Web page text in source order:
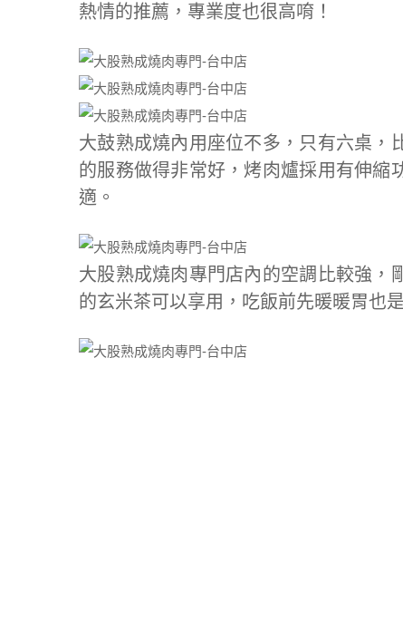
熱情的推薦，專業度也很高唷！
大鼓熟成燒內用座位不多，只有六桌，
的服務做得非常好，烤肉爐採用有伸縮
適。
大股熟成燒肉專門店內的空調比較強，
的玄米茶可以享用，吃飯前先暖暖胃也